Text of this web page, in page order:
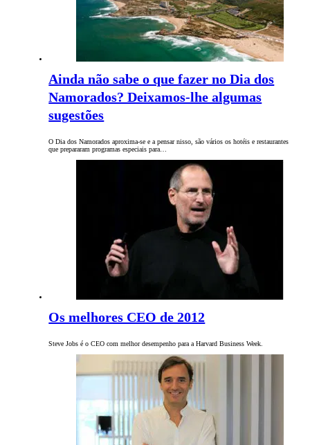
Ainda não sabe o que fazer no Dia dos
Namorados? Deixamos-lhe algumas
sugestões
O Dia dos Namorados aproxima-se e a pensar nisso, são vários os hotéis e restaurantes
que prepararam programas especiais para…
Os melhores CEO de 2012
Steve Jobs é o CEO com melhor desempenho para a Harvard Business Week.